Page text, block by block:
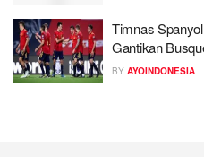
Timnas
Gantikan
BY AYOINDONESIA